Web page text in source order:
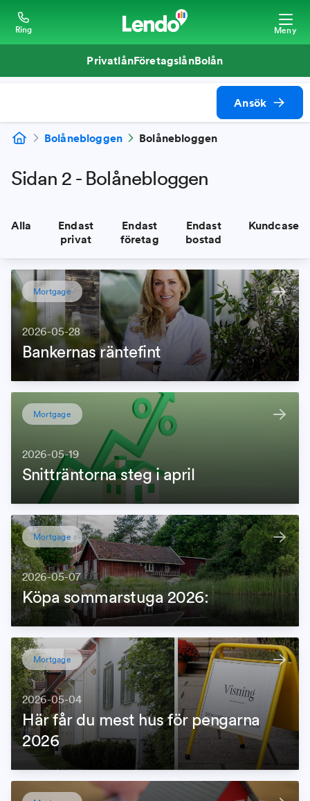
Ring Meny
PrivatlånFöretagslånBolån
Ansök
Bolånebloggen Bolånebloggen
Sidan 2 - Bolånebloggen
Alla
Endast
privat
Endast
företag
Endast
bostad
Kundcase
Mortgage
2026-05-28
Bankernas räntefint
Mortgage
2026-05-19
Snitträntorna steg i april
Mortgage
2026-05-07
Köpa sommarstuga 2026:
Mortgage
2026-05-04
Här får du mest hus för pengarna
2026